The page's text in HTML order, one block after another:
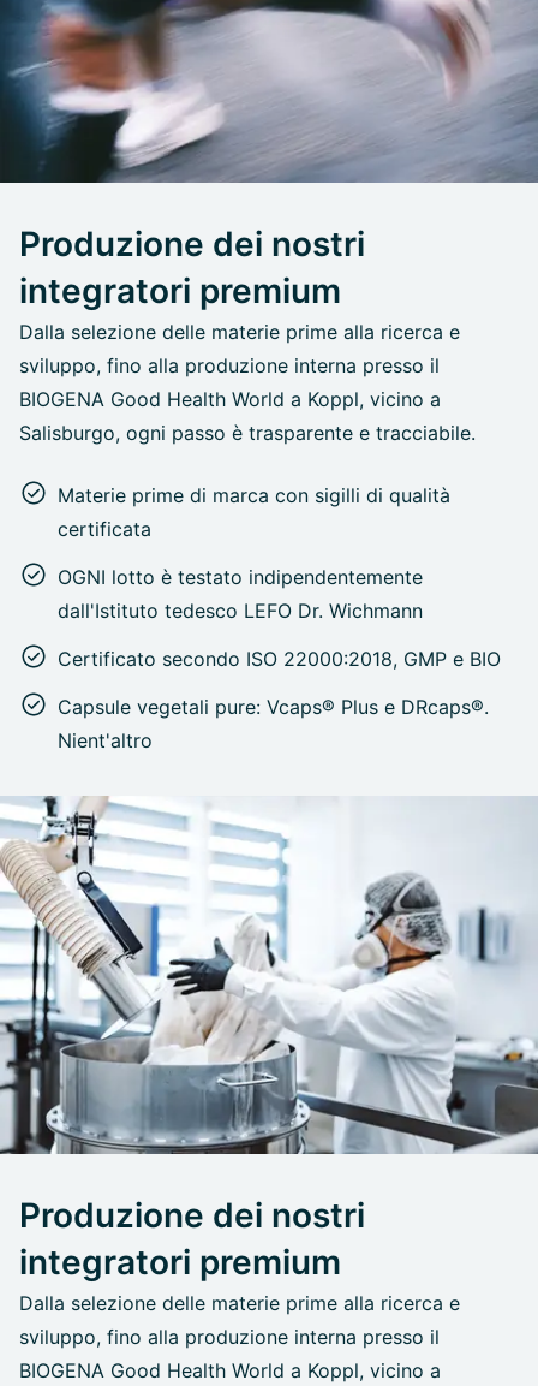
Produzione dei nostri
integratori premium
Dalla selezione delle materie prime alla ricerca e
sviluppo, fino alla produzione interna presso il
BIOGENA Good Health World a Koppl, vicino a
Salisburgo, ogni passo è trasparente e tracciabile.
Materie prime di marca con sigilli di qualità
certificata
OGNI lotto è testato indipendentemente
dall'Istituto tedesco LEFO Dr. Wichmann
Certificato secondo ISO 22000:2018, GMP e BIO
Capsule vegetali pure: Vcaps® Plus e DRcaps®.
Nient'altro
Produzione dei nostri
integratori premium
Dalla selezione delle materie prime alla ricerca e
sviluppo, fino alla produzione interna presso il
BIOGENA Good Health World a Koppl, vicino a